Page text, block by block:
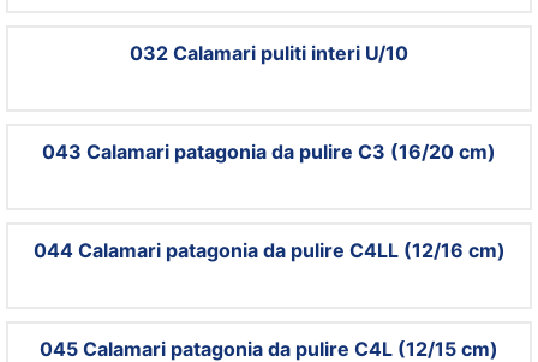
032 Calamari puliti interi U/10
043 Calamari patagonia da pulire C3 (16/20 cm)
044 Calamari patagonia da pulire C4LL (12/16 cm)
045 Calamari patagonia da pulire C4L (12/15 cm)